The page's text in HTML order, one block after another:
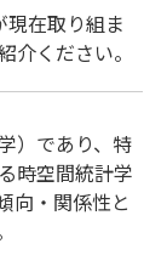
在取り組ま
介ください。
）であり、特
時空間統計学
向・関係性と